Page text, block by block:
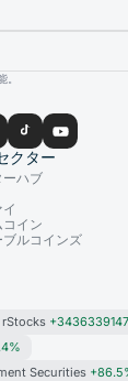
クター
ーハブ
コイン
ブルコインズ
rStocks
Securities